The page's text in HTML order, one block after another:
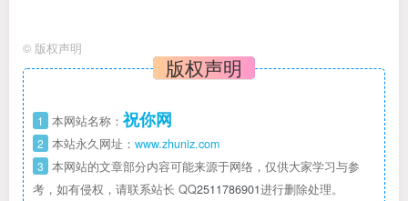
© 版权声明
版权声明
1 本网站名称： 祝你网
2 本站永久网址： www.zhuniz.com
3 本网站的文章部分内容可能来源于网络，仅供大家学习与参
考，如有侵权，请联系站长 QQ2511786901进行删除处理。